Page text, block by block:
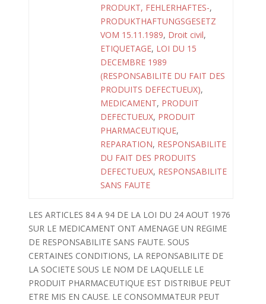
PRODUKT, FEHLERHAFTES-,
PRODUKTHAFTUNGSGESETZ
VOM 15.11.1989, Droit civil,
ETIQUETAGE, LOI DU 15
DECEMBRE 1989
(RESPONSABILITE DU FAIT DES
PRODUITS DEFECTUEUX),
MEDICAMENT, PRODUIT
DEFECTUEUX, PRODUIT
PHARMACEUTIQUE,
REPARATION, RESPONSABILITE
DU FAIT DES PRODUITS
DEFECTUEUX, RESPONSABILITE
SANS FAUTE
LES ARTICLES 84 A 94 DE LA LOI DU 24 AOUT 1976
SUR LE MEDICAMENT ONT AMENAGE UN REGIME
DE RESPONSABILITE SANS FAUTE. SOUS
CERTAINES CONDITIONS, LA REPONSABILITE DE
LA SOCIETE SOUS LE NOM DE LAQUELLE LE
PRODUIT PHARMACEUTIQUE EST DISTRIBUE PEUT
ETRE MIS EN CAUSE. LE CONSOMMATEUR PEUT